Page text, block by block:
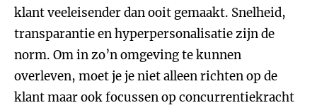
klant veeleisender dan ooit gemaakt. Snelheid,
transparantie en hyperpersonalisatie zijn de
norm. Om in zo’n omgeving te kunnen
overleven, moet je je niet alleen richten op de
klant maar ook focussen op concurrentiekracht